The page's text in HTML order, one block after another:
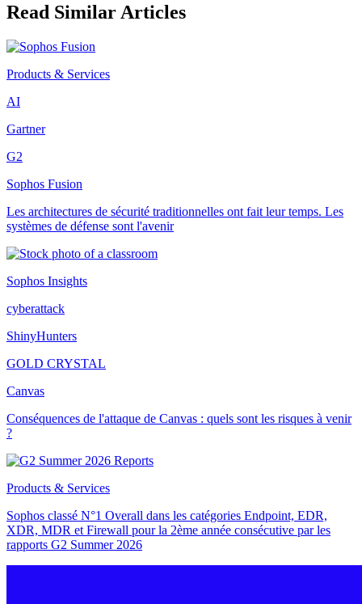
Read Similar Articles
Products & Services
AI
Gartner
G2
Sophos Fusion
Les architectures de sécurité traditionnelles ont fait leur temps. Les
systèmes de défense sont l'avenir
Sophos Insights
cyberattack
ShinyHunters
GOLD CRYSTAL
Canvas
Conséquences de l'attaque de Canvas : quels sont les risques à venir
?
Products & Services
Sophos classé N°1 Overall dans les catégories Endpoint, EDR,
XDR, MDR et Firewall pour la 2ème année consécutive par les
rapports G2 Summer 2026